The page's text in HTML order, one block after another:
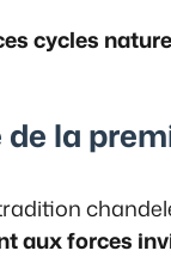
cycles
la
aux forces